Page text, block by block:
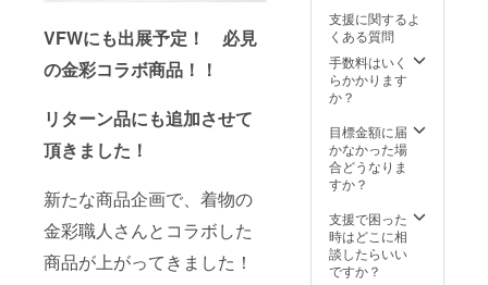
VFWにも出展予定！ 必見
の金彩コラボ商品！！
リターン品にも追加させて
頂きました！
新たな商品企画で、着物の
金彩職人さんとコラボした
商品が上がってきました！
品到着
後７日
以内に
ご連絡
お願い
す。
若干の
誤差は
ござい
ます。
・手洗
です。
金彩加
工部分
はアイ
けはお
避け下
さい。
（ア
ござい
ます。
・商品
初期不
良がご
した
ら、商
品到着
後７日
ご連絡
お願い
致しま
す。
後７日
以内に
ご連絡
お願い
致しま
は、個
人の測
り方や
生地の
微妙な
若干の
誤差は
ござい
初期不
良がご
ざいま
した
生地の
微妙な
縮率に
より、
若干の
ます。
・ラ
ミーの
チクチ
ク感を
感じる
場合が
取り位
置によ
り、柄
の出方
なる場
合がご
ざいま
ター環
境に
よっ
て、画
ます。
・柄の
出方
は、生
地を
する場
所で写
真と異
なりま
商品初
期不良
がござ
いまし
支援に関するよ
くある質問
手数料はいく
らかかります
か？
目標金額に届
かなかった場
合どうなりま
すか？
支援で困った
時はどこに相
談したらいい
ですか？